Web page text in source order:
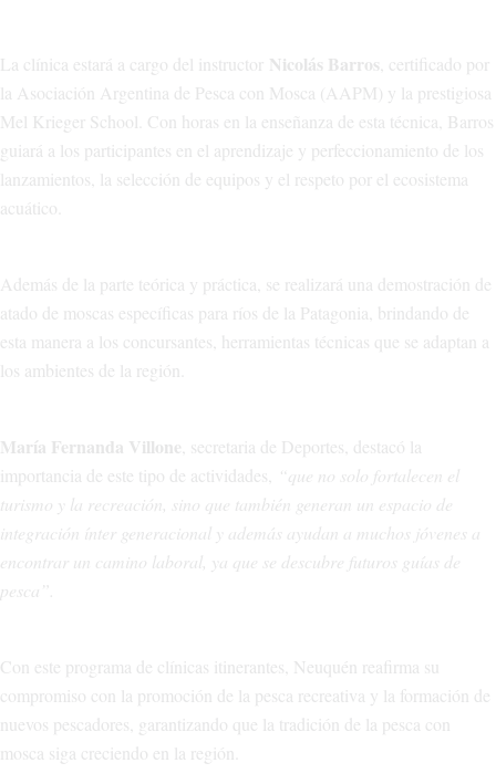
La clínica estará a cargo del instructor Nicolás Barros , certificado por
la Asociación Argentina de Pesca con Mosca (AAPM) y la prestigiosa
Mel Krieger School. Con horas en la enseñanza de esta técnica, Barros
guiará a los participantes en el aprendizaje y perfeccionamiento de los
lanzamientos, la selección de equipos y el respeto por el ecosistema
acuático.
Además de la parte teórica y práctica, se realizará una demostración de
atado de moscas específicas para ríos de la Patagonia, brindando de
esta manera a los concursantes, herramientas técnicas que se adaptan a
los ambientes de la región.
María Fernanda Villone , secretaria de Deportes, destacó la
importancia de este tipo de actividades,
“que no solo fortalecen el
turismo y la recreación, sino que también generan un espacio de
integración ínter generacional y además ayudan a muchos jóvenes a
encontrar un camino laboral, ya que se descubre futuros guías de
pesca”.
Con este programa de clínicas itinerantes, Neuquén reafirma su
compromiso con la promoción de la pesca recreativa y la formación de
nuevos pescadores, garantizando que la tradición de la pesca con
mosca siga creciendo en la región.